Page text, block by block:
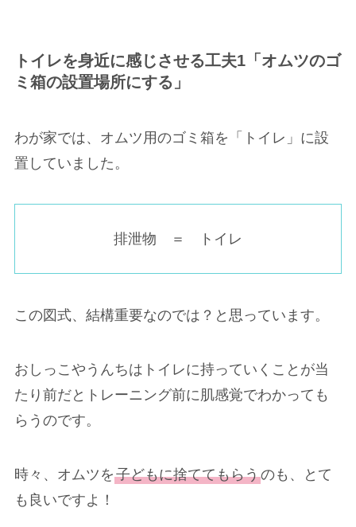
トイレを身近に感じさせる工夫1「オムツのゴ
ミ箱の設置場所にする」
わが家では、オムツ用のゴミ箱を「トイレ」に設
置していました。
排泄物 ＝ トイレ
この図式、結構重要なのでは？と思っています。
おしっこやうんちはトイレに持っていくことが当
たり前だとトレーニング前に肌感覚でわかっても
らうのです。
時々、オムツを子どもに捨ててもらうのも、とて
も良いですよ！